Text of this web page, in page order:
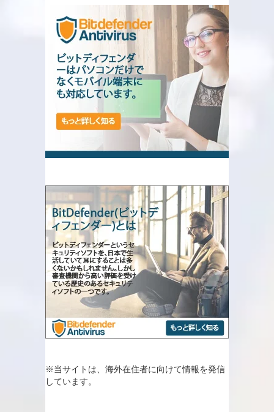
※当サイトは、海外在住者に向けて情報を発信
しています。